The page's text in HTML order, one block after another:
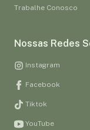
Trabalhe Conosco
Nossas Redes
Instagram
Facebook
Tiktok
YouTube